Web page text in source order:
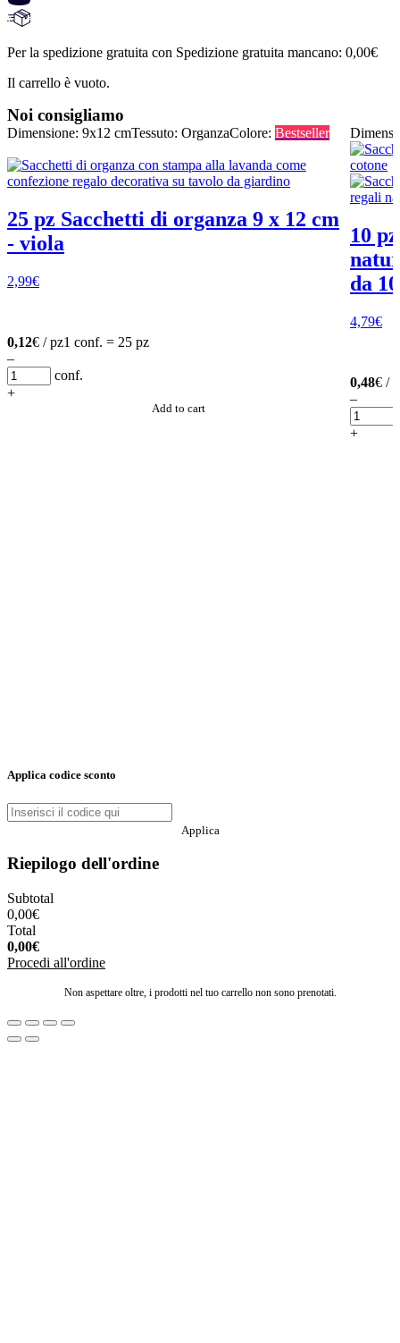
Per la spedizione gratuita con Spedizione gratuita mancano: 0,00€
Il carrello è vuoto.
Noi consigliamo
Dimensione: 9x12 cmTessuto: OrganzaColore: Bestseller
25 pz Sacchetti di organza 9 x 12 cm
- viola
2,99€
0,12€ / pz1 conf. = 25 pz
–
conf.
+
Add to cart
10
da
4,79€
0,48€ /
–
+
Applica codice sconto
Applica
Riepilogo dell'ordine
Subtotal
0,00€
Total
0,00€
Procedi all'ordine
Non aspettare oltre, i prodotti nel tuo carrello non sono prenotati.